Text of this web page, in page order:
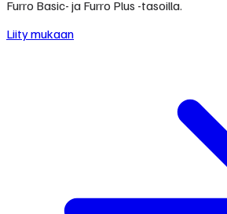
Furro Basic- ja Furro Plus -tasoilla.
Liity mukaan